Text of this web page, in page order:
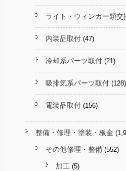
ライト・ウィンカー類交
内装品取付 (47)
冷却系パーツ取付 (21)
吸排気系パーツ取付 (128)
電装品取付 (156)
整備・修理・塗装・板金
その他修理・整備 (552)
加工 (5)